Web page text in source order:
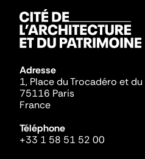
Adresse
1, Place du Trocadéro et
75116 Paris
France
Téléphone
+33 1 58 51 52 00